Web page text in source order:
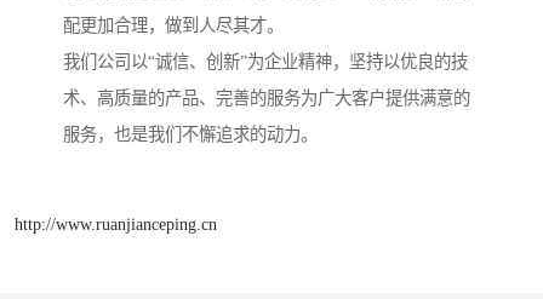
配更加合理，做到人尽其才。
我们公司以“诚信、创新”为企业精神，坚持以优良的技
术、高质量的产品、完善的服务为广大客户提供满意的
服务，也是我们不懈追求的动力。
http://www.ruanjianceping.cn